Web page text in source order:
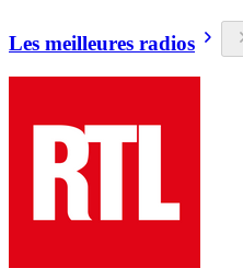
Les meilleures radios